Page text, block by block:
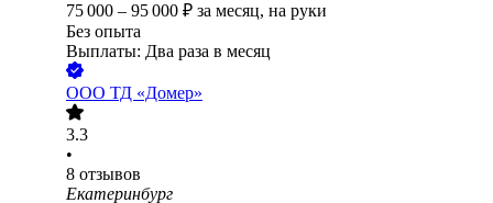
75 000 – 95 000 ₽ за месяц, на руки
Без опыта
Выплаты: Два раза в месяц
ООО ТД «Домер»
3.3
•
8 отзывов
Екатеринбург